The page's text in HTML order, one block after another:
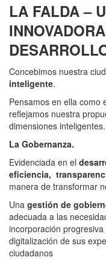
LA FALDA –
Concebimos nuestra
inteligente.
Pensamos en ella como
reflejamos nuestra
dimensiones inteligentes.
La Gobernanza.
Evidenciada en el
eficiencia,
manera de transformar
Una gestión de
adecuada a las
incorporación
digitalización de sus
ciudadanos